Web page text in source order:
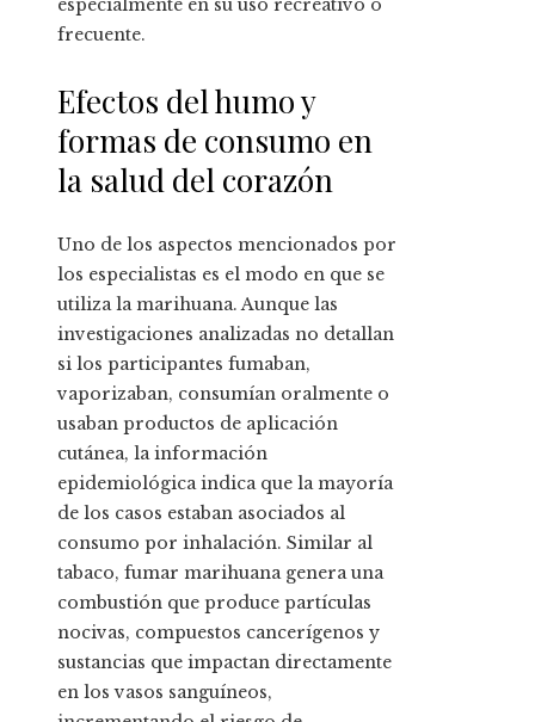
especialmente en su uso recreativo o
frecuente.
Efectos del humo y
formas de consumo en
la salud del corazón
Uno de los aspectos mencionados por
los especialistas es el modo en que se
utiliza la marihuana. Aunque las
investigaciones analizadas no detallan
si los participantes fumaban,
vaporizaban, consumían oralmente o
usaban productos de aplicación
cutánea, la información
epidemiológica indica que la mayoría
de los casos estaban asociados al
consumo por inhalación. Similar al
tabaco, fumar marihuana genera una
combustión que produce partículas
nocivas, compuestos cancerígenos y
sustancias que impactan directamente
en los vasos sanguíneos,